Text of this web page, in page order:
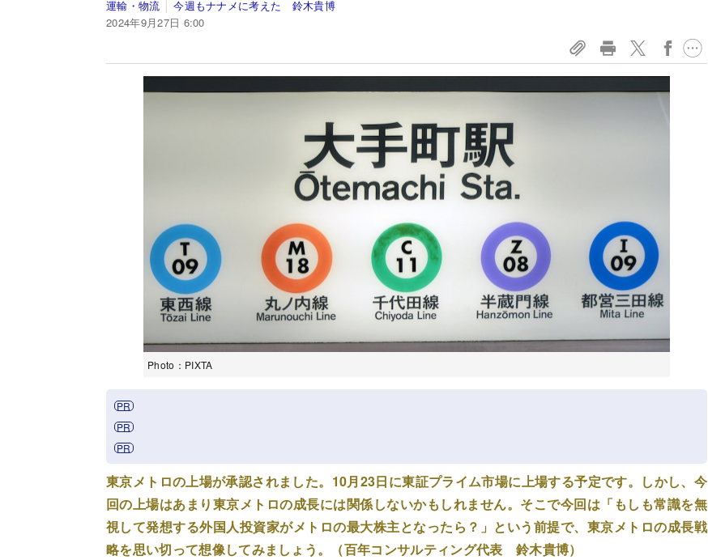
運輸・物流
今週もナナメに考えた 鈴木貴博
2024年9月27日 6:00
Photo：PIXTA
東京メトロの上場が承認されました。10月23日に東証プライム市場に上場する予定です。しかし、今
回の上場はあまり東京メトロの成長には関係しないかもしれません。そこで今回は「もしも常識を無
視して発想する外国人投資家がメトロの最大株主となったら？」という前提で、東京メトロの成長戦
略を思い切って想像してみましょう。（百年コンサルティング代表 鈴木貴博）